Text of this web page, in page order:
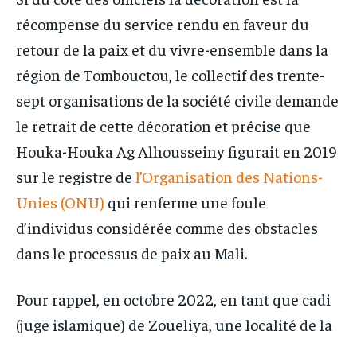
récompense du service rendu en faveur du
retour de la paix et du vivre-ensemble dans la
région de Tombouctou, le collectif des trente-
sept organisations de la société civile demande
le retrait de cette décoration et précise que
Houka-Houka Ag Alhousseiny figurait en 2019
sur le registre de l’Organisation des Nations-
Unies (ONU) qui renferme une foule
d’individus considérée comme des obstacles
dans le processus de paix au Mali.
Pour rappel, en octobre 2022, en tant que cadi
(juge islamique) de Zoueliya, une localité de la